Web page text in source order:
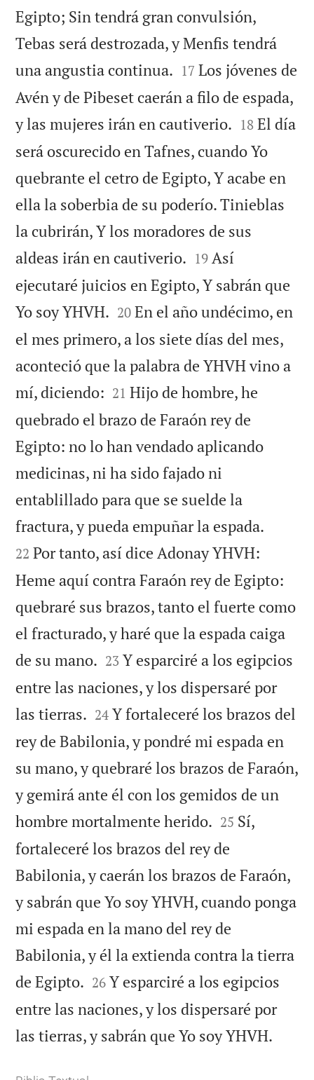
Egipto; Sin tendrá gran convulsión,
Tebas será destrozada, y Menfis tendrá
una angustia continua. 

17 Los jóvenes de
Avén y de Pibeset caerán a filo de espada,
y las mujeres irán en cautiverio. 

18 El día
será oscurecido en Tafnes, cuando Yo
quebrante el cetro de Egipto, Y acabe en
ella la soberbia de su poderío. Tinieblas
la cubrirán, Y los moradores de sus
aldeas irán en cautiverio. 

19 Así
ejecutaré juicios en Egipto, Y sabrán que
Yo soy YHVH. 

20 En el año undécimo, en
el mes primero, a los siete días del mes,
aconteció que la palabra de YHVH vino a
mí, diciendo: 

21 Hijo de hombre, he
quebrado el brazo de Faraón rey de
Egipto: no lo han vendado aplicando
medicinas, ni ha sido fajado ni
entablillado para que se suelde la
fractura, y pueda empuñar la espada.
22 Por tanto, así dice Adonay YHVH:
Heme aquí contra Faraón rey de Egipto:
quebraré sus brazos, tanto el fuerte como
el fracturado, y haré que la espada caiga
de su mano. 

23 Y esparciré a los egipcios
entre las naciones, y los dispersaré por
las tierras. 

24 Y fortaleceré los brazos del
rey de Babilonia, y pondré mi espada en
su mano, y quebraré los brazos de Faraón,
y gemirá ante él con los gemidos de un
hombre mortalmente herido. 

25 Sí,
fortaleceré los brazos del rey de
Babilonia, y caerán los brazos de Faraón,
y sabrán que Yo soy YHVH, cuando ponga
mi espada en la mano del rey de
Babilonia, y él la extienda contra la tierra
de Egipto. 

26 Y esparciré a los egipcios
entre las naciones, y los dispersaré por
las tierras, y sabrán que Yo soy YHVH.